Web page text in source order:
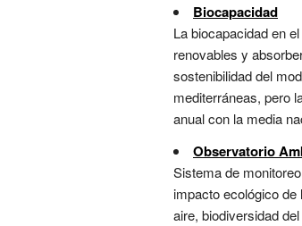
Biocapacidad
La biocapacidad en
renovables y
sostenibilidad del
mediterráneas, pero
anual con la media
Observatorio
Sistema de
impacto ecológico
aire, biodiversidad